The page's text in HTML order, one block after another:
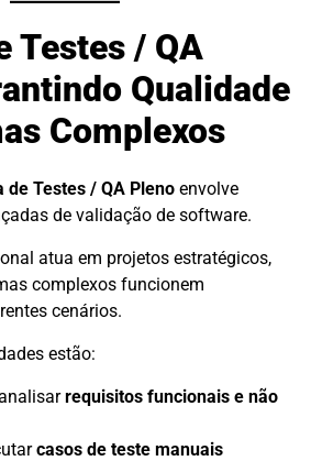
Testes / QA
Qualidade
Complexos
de Testes / QA Pleno envolve
de validação de software.
atua em projetos estratégicos,
complexos funcionem
cenários.
estão:
requisitos funcionais e não
casos de teste manuais